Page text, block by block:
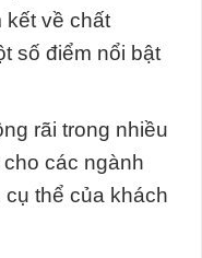
kết về chất
số điểm nổi bật
rãi trong nhiều
các ngành
thể của khách